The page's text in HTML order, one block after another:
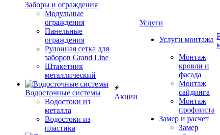
Заборы и ограждения
Модульные
ограждения
Панельные
ограждения
Рулонная сетка для
заборов Grand Line
Штакетник
металлический
Водосточные системы
Водостоки из
металла
Водостоки из
пластика
Акции
Услуги
Услуги монтажа
Монтаж
кровли и
фасада
Монтаж
сайдинга
Монтаж
профлиста
Замер и расчет
Замер